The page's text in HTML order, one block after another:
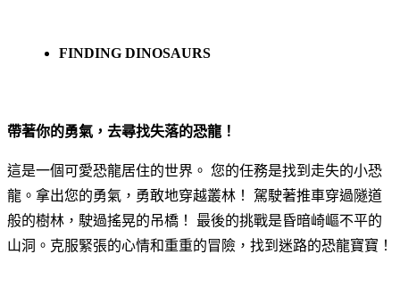
FINDING DINOSAURS
帶著你的勇氣，去尋找失落的恐龍！
這是一個可愛恐龍居住的世界。 您的任務是找到走失的小恐
龍。拿出您的勇氣，勇敢地穿越叢林！ 駕駛著推車穿過隧道
般的樹林，駛過搖晃的吊橋！ 最後的挑戰是昏暗崎嶇不平的
山洞。克服緊張的心情和重重的冒險，找到迷路的恐龍寶寶！